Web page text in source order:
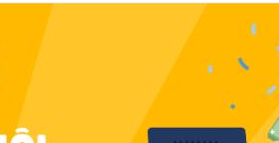
(Progress) Thời hạn